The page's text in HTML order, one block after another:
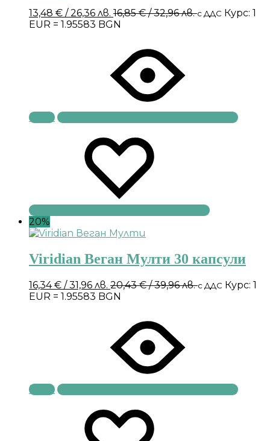
13,48 € / 26,36 лв. 16,85€/ 32,96 лв.с ДДС Курс: 1
EUR = 1.95583 BGN
Купи
20%
Viridian Веган Мулти 30 капсули
16,34€ / 31,96 лв. 20,43€/ 39,96 лв.с ДДС Курс: 1
EUR = 1.95583 BGN
Купи